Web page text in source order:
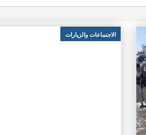
الاجتماعات والزيارات